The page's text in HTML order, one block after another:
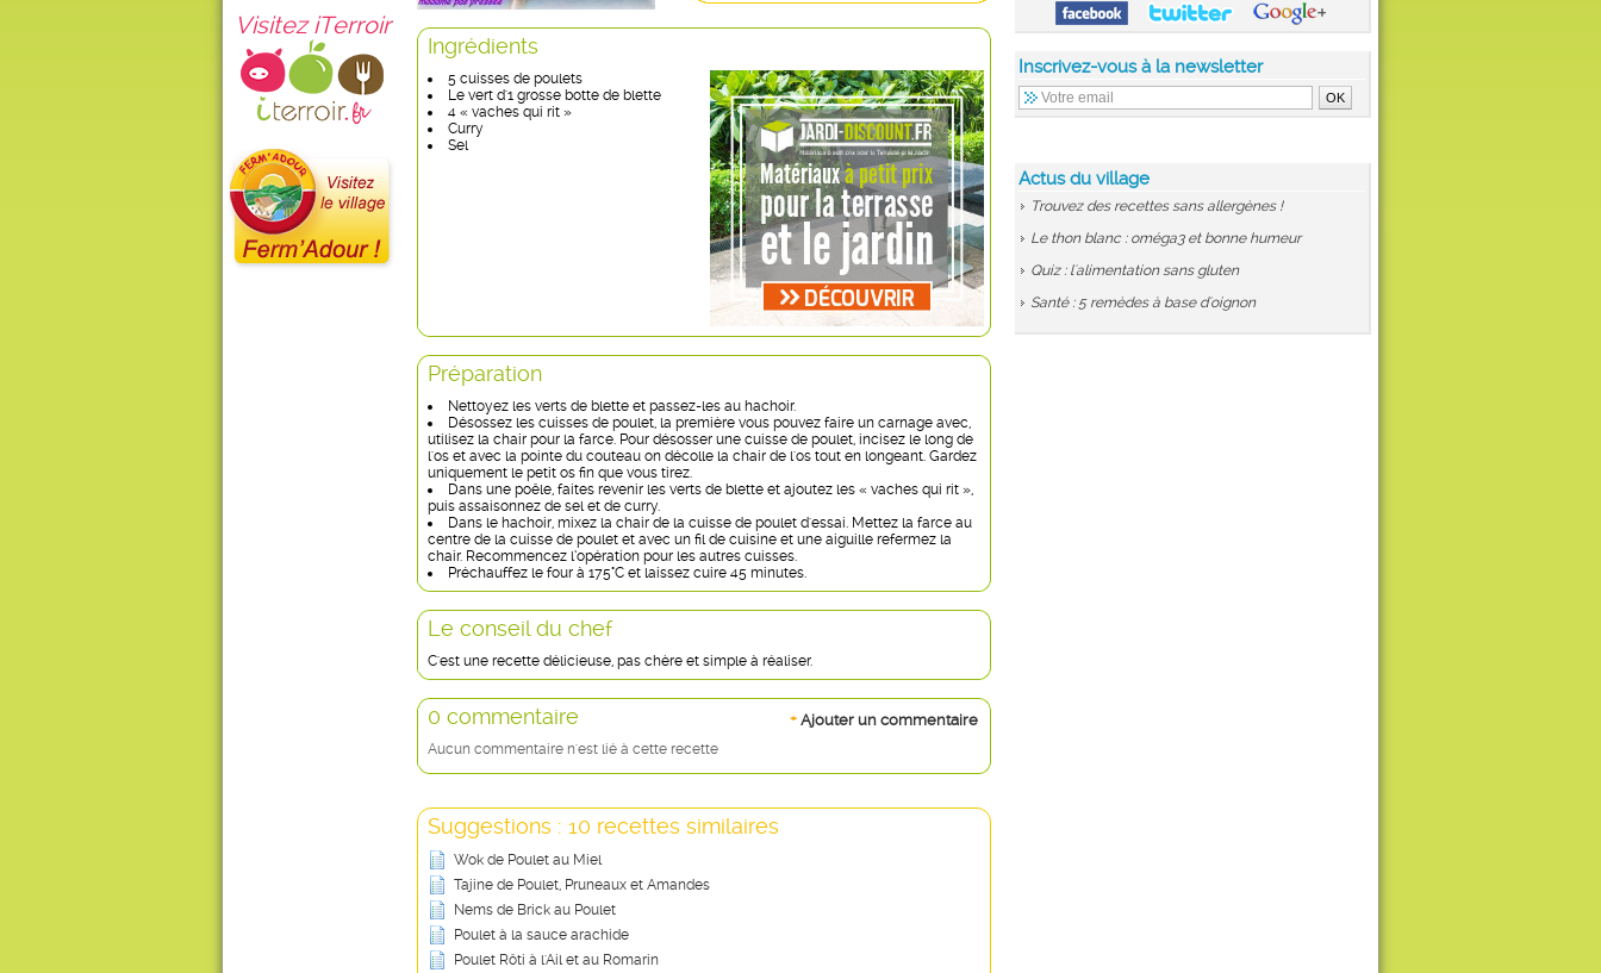
Visitez iTerroir
Inscrivez-vous à la newsletter
Actus du village
Trouvez des recettes sans allergènes !
Le thon blanc : oméga3 et bonne humeur
Quiz : l'alimentation sans gluten
Santé : 5 remèdes à base d'oignon
Ingrédients
5 cuisses de poulets
Le vert d'1 grosse botte de blette
4 « vaches qui rit »
Curry
Sel
Préparation
Nettoyez les verts de blette et passez-les au hachoir.
Désossez les cuisses de poulet, la première vous pouvez faire un carnage avec,
utilisez la chair pour la farce. Pour désosser une cuisse de poulet, incisez le long de
l'os et avec la pointe du couteau on décolle la chair de l'os tout en longeant. Gardez
uniquement le petit os fin que vous tirez.
Dans une poêle, faites revenir les verts de blette et ajoutez les « vaches qui rit »,
puis assaisonnez de sel et de curry.
Dans le hachoir, mixez la chair de la cuisse de poulet d'essai. Mettez la farce au
centre de la cuisse de poulet et avec un fil de cuisine et une aiguille refermez la
chair. Recommencez l’opération pour les autres cuisses.
Préchauffez le four à 175°C et laissez cuire 45 minutes.
Le conseil du chef
C'est une recette délicieuse, pas chère et simple à réaliser.
+ Ajouter un commentaire
0 commentaire
Aucun commentaire n'est lié à cette recette
Suggestions : 10 recettes similaires
Wok de Poulet au Miel
Tajine de Poulet, Pruneaux et Amandes
Nems de Brick au Poulet
Poulet à la sauce arachide
Poulet Rôti à l'Ail et au Romarin